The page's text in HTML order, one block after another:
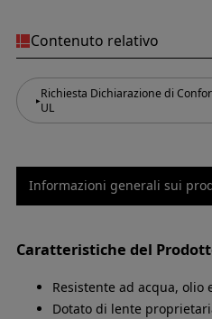
Contenuto relativo
Richiesta Dichiarazione di
UL
Informazioni generali sui
Caratteristiche del
Resistente ad acqua, olio
Dotato di lente